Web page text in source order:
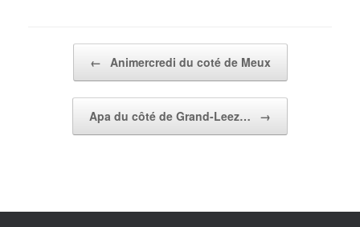
← Animercredi du coté de Meux
Apa du côté de Grand-Leez… →